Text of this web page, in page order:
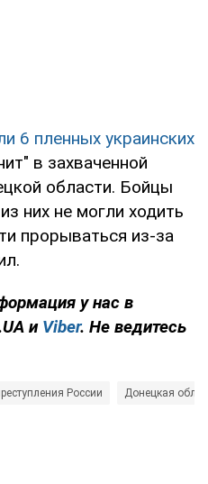
6 пленных украинских
в захваченной
области. Бойцы
них не могли ходить
прорываться из-за
у нас в
и Viber. Не ведитесь
России Донецкая